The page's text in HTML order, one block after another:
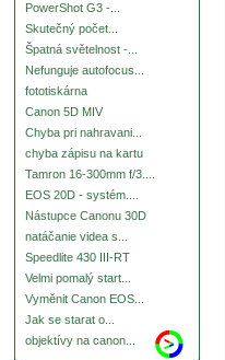
PowerShot G3 -...
Skutečný počet...
Špatná světelnost -...
Nefunguje autofocus...
fototiskárna
Canon 5D MIV
Chyba pri nahravani...
chyba zápisu na kartu
Tamron 16-300mm f/3....
EOS 20D - systém....
Nástupce Canonu 30D
natáčanie videa s...
Speedlite 430 III-RT
Velmi pomalý start...
Vyměnit Canon EOS...
Jak se starat o...
objektívy na canon...